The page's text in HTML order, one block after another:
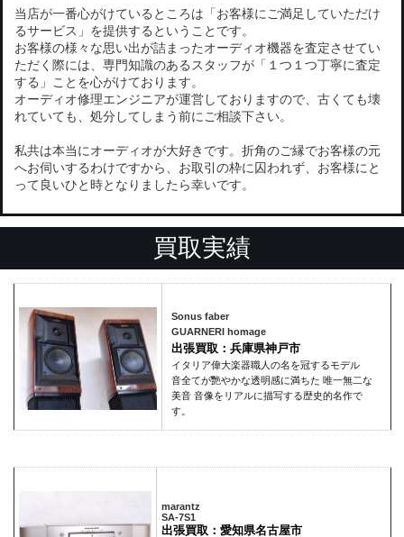
当店が一番心がけているところは「お客様にご満足していただけ
るサービス」を提供するということです。
お客様の様々な思い出が詰まったオーディオ機器を査定させてい
ただく際には、専門知識のあるスタッフが「１つ１つ丁寧に査定
する」ことを心がけております。
オーディオ修理エンジニアが運営しておりますので、古くても壊
れていても、処分してしまう前にご相談下さい。
私共は本当にオーディオが大好きです。折角のご縁でお客様の元
へお伺いするわけですから、お取引の枠に囚われず、お客様にと
って良いひと時となりましたら幸いです。
買取実績
Sonus faber
GUARNERI homage
出張買取：兵庫県神戸市
イタリア偉大楽器職人の名を冠するモデル
音全てが艷やかな透明感に満ちた 唯一無二な
美音 音像をリアルに描写する歴史的名作で
す。
marantz
SA-7S1
出張買取：愛知県名古屋市